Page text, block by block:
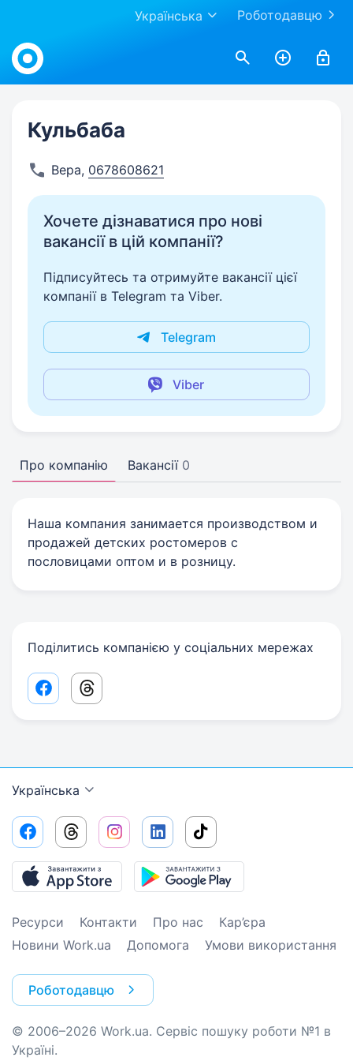
Роботодавцю
Українська
Work.ua
Кульбаба
Вера, 0678608621
Хочете дізнаватися про нові
вакансії в цій компанії?
Підписуйтесь та отримуйте вакансії цієї
компанії в Telegram та Viber.
Telegram
Viber
Про компанію Вакансії 0
Наша компания занимается производством и
продажей детских ростомеров с
пословицами оптом и в розницу.
Поділитись компанією у соціальних мережах
Facebook share link
Threads share link
Українська
Ресурси Контакти Про нас
Кар’єра
Новини Work.ua
Допомога Умови використання
Роботодавцю
© 2006–2026 Work.ua. Сервіс пошуку роботи №1 в
Україні.